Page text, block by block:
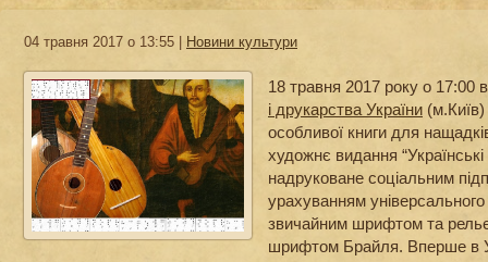
04 травня 2017 о 13:55 | Новини культури
18 травня 2017 року о 17:00
і друкарства України (м.Київ)
особливої книги для
художнє видання “Українські
надруковане соціальним
урахуванням
звичайним шрифтом та
шрифтом Брайля. Вперше в